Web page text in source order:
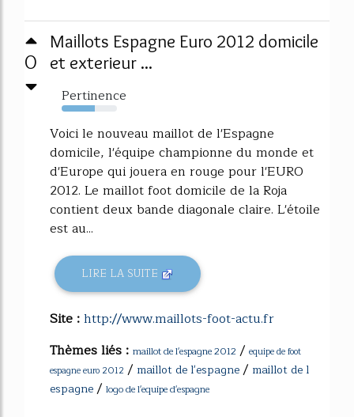
0
Maillots Espagne Euro 2012 domicile
et exterieur ...
Pertinence
60%
Voici le nouveau maillot de l'Espagne
domicile, l'équipe championne du monde et
d'Europe qui jouera en rouge pour l'EURO
2012. Le maillot foot domicile de la Roja
contient deux bande diagonale claire. L'étoile
est au...
LIRE LA SUITE
Site :http://www.maillots-foot-actu.fr
Thèmes liés : maillot de l'espagne 2012 / equipe de foot
espagne euro 2012 / maillot de l'espagne/ maillot de l
espagne/ logo de l'equipe d'espagne